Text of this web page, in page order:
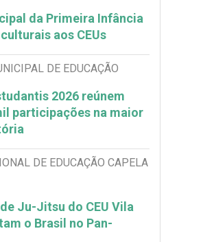
da Primeira Infância
aos CEUs
DE EDUCAÇÃO
2026 reúnem
participações na maior
DE EDUCAÇÃO CAPELA
Ju-Jitsu do CEU Vila
o Brasil no Pan-